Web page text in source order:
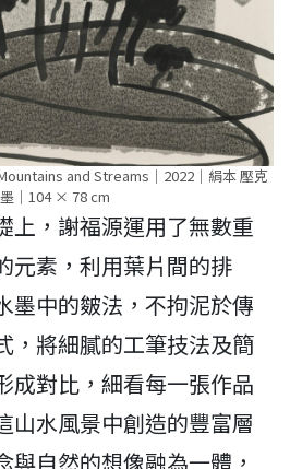
and Streams｜2022｜絹本 壓克
｜104 × 78 cm
上，謝福源運用了無數重
元素，利用葉片間的排
墨中的皴法，不拘泥於傳
，將細膩的工筆技法及簡
成對比，細看每一張作品
山水風景中創造的豐富層
與自然的想像融為一體，